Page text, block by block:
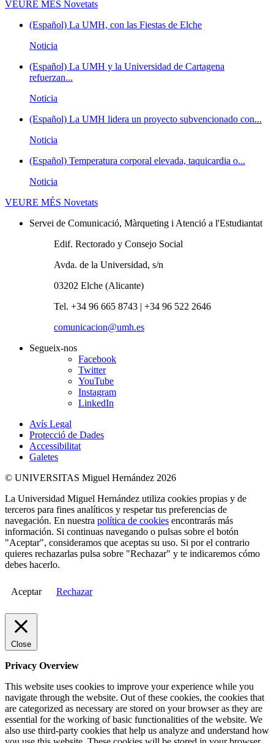
VEURE MÉS Novetats
(Español) La UMH, con las Fiestas de Elche
Noticia
(Español) La UMH y la Universidad de Cartagena
refuerzan...
Noticia
(Español) La UMH lidera un proyecto subvencionado con...
Noticia
(Español) Temperatura corporal elevada, taquicardia o...
Noticia
VEURE MÉS Novetats
Servei de Comunicació, Màrqueting i Atenció a l'Estudiantat
Edif. Rectorado y Consejo Social
Avda. de la Universidad, s/n
03202 Elche (Alicante)
Tel. +34 96 665 8743 | +34 96 522 2646
comunicacion@umh.es
Segueix-nos
Facebook
Twitter
YouTube
Instagram
LinkedIn
Avís Legal
Protecció de Dades
Accessibilitat
Galetes
© UNIVERSITAS Miguel Hernández 2026
La Universidad Miguel Hernández utiliza cookies propias y de
terceros para fines analíticos y respetar tus preferencias de
navegación. En nuestra política de cookies encontrarás más
información. Si continuas navegando o pulsas sobre el botón
"Aceptar", consideramos que aceptas su uso. Si por el contrario
quieres rechazarlas pulsa sobre "Rechazar" y te indicaremos cómo
debes hacerlo.
Aceptar Rechazar
Close
Privacy Overview
This website uses cookies to improve your experience while you
navigate through the website. Out of these cookies, the cookies that
are categorized as necessary are stored on your browser as they are
essential for the working of basic functionalities of the website. We
also use third-party cookies that help us analyze and understand how